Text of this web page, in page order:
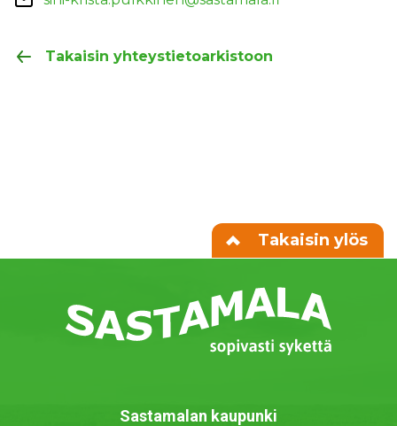
Takaisin yhteystietoarkistoon
Takaisin ylös
Sastamalan kaupunki